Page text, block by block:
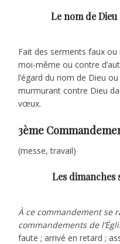
Le nom de
Fait des serments faux
moi-même ou contre
l’égard du nom de Dieu
murmurant contre Dieu
vœux.
3ème
(messe, travail)
Les dimanches
À ce commandement se
commandements de
faute ; arrivé en retard ;